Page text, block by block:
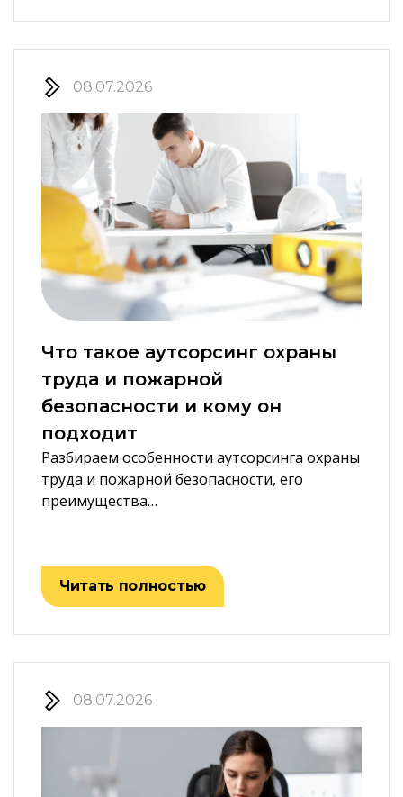
08.07.2026
Что такое аутсорсинг охраны
труда и пожарной
безопасности и кому он
подходит
Разбираем особенности аутсорсинга охраны
труда и пожарной безопасности, его
преимущества…
Читать полностью
08.07.2026